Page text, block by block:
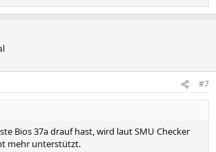
#7
Bios 37a drauf hast, wird laut SMU Checker
mehr unterstützt.